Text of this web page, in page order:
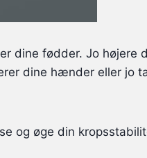
dine fødder. Jo højere
dine hænder eller jo
og øge din